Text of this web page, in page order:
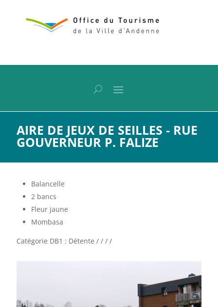
AIRE DE JEUX DE SEILLES - RUE
GOUVERNEUR P. FALIZE
Balancelle
2 bancs
Fleur jaune
Mombasa
Catégorie DB1 : Détente / / / /